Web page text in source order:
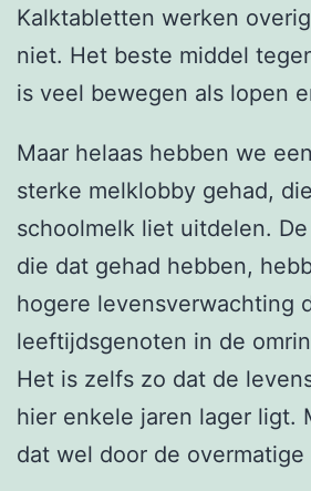
Kalktabletten werken
niet. Het beste middel
is veel bewegen als lopen
Maar helaas hebben we
sterke melklobby gehad,
schoolmelk liet uitdelen.
die dat gehad hebben,
hogere levensverwachting
leeftijdsgenoten in de
Het is zelfs zo dat de
hier enkele jaren lager ligt.
dat wel door de overmatige